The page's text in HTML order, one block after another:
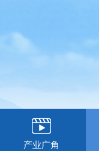
产业广角